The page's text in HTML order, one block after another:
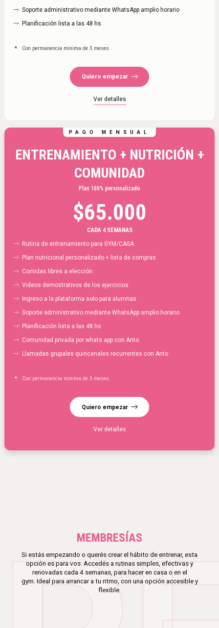
Soporte administrativo mediante WhatsApp amplio horario
Planificación lista a las 48 hs
* Con permanencia mínima de 3 meses.
Quiero empezar
Ver detalles
PAGO MENSUAL
ENTRENAMIENTO + NUTRICIÓN +
COMUNIDAD
Plan 100% personalizado
$65.000
CADA 4 SEMANAS
Rutina de entrenamiento para GYM/CASA
Plan nutricional personalizado + lista de compras
Comidas libres a elección
Videos demostrativos de los ejercicios
Ingreso a la plataforma solo para alumnas
Soporte administrativo mediante WhatsApp amplio horario
Planificación lista a las 48 hs
Comunidad privada por whats app con Anto
Llamadas grupales quincenales recurrentes con Anto
* Con permanencia mínima de 3 meses.
Quiero empezar
Ver detalles
MEMBRESÍAS
Si estás empezando o querés crear el hábito de entrenar, esta
opción es para vos. Accedés a rutinas simples, efectivas y
renovadas cada 4 semanas, para hacer en casa o en el
gym. Ideal para arrancar a tu ritmo, con una opción accesible y
flexible.